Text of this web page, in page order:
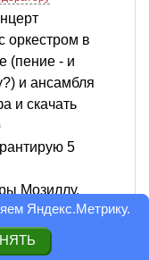
оркестром в
(пение - и
и ансамбля
и скачать
5
Мозиллу.
функций,
Яндекс.Метрику.